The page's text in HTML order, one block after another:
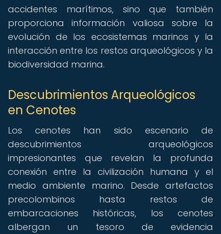
accidentes marítimos, sino que también
proporciona información valiosa sobre la
evolución de los ecosistemas marinos y la
interacción entre los restos arqueológicos y la
biodiversidad marina.
Descubrimientos Arqueológicos
en Cenotes
Los cenotes han sido escenario de
descubrimientos arqueológicos
impresionantes que revelan la profunda
conexión entre la civilización humana y el
medio ambiente marino. Desde artefactos
precolombinos hasta restos de
embarcaciones históricas, los cenotes
albergan un tesoro de evidencia